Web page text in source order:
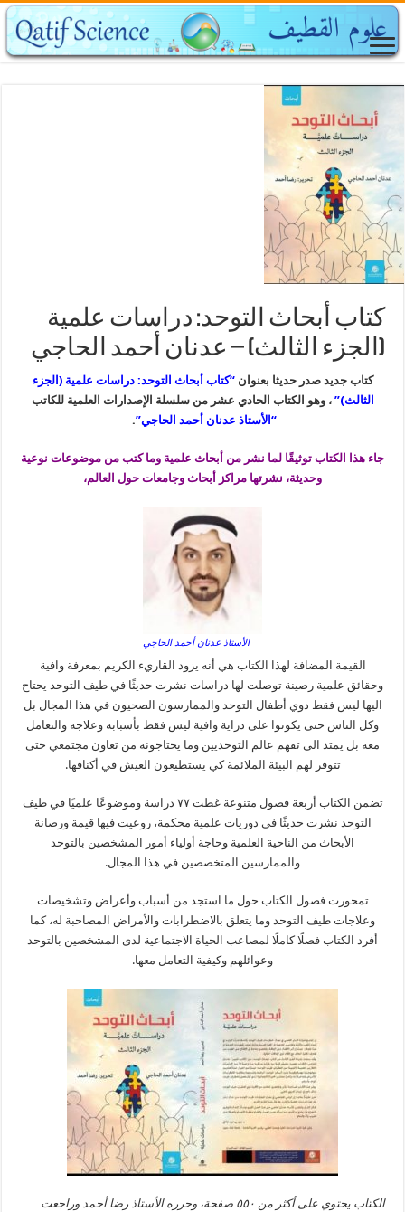
كتاب أبحاث التوحد: دراسات علمية
(الجزء الثالث) – عدنان أحمد الحاجي
كتاب جديد صدر حديثا بعنوان“كتاب أبحاث التوحد: دراسات علمية (الجزء
الثالث)” ، وهو الكتاب الحادي عشر من سلسلة الإصدارات العلمية للكاتب
“الأستاذ عدنان أحمد الحاجي”.
جاء هذا الكتاب توثيقًا لما نشر من أبحاث علمية وما كتب من موضوعات نوعية
وحديثة، نشرتها مراكز أبحاث وجامعات حول العالم،
الأستاذ عدنان أحمد الحاجي
القيمة المضافة لهذا الكتاب هي أنه يزود القاريء الكريم بمعرفة وافية
وحقائق علمية رصينة توصلت لها دراسات نشرت حديثًا في طيف التوحد يحتاح
اليها ليس فقط ذوي أطفال التوحد والممارسون الصحيون في هذا المجال بل
وكل الناس حتى يكونوا على دراية وافية ليس فقط بأسبابه وعلاجه والتعامل
معه بل يمتد الى تفهم عالم التوحديين وما يحتاجونه من تعاون مجتمعي حتى
تتوفر لهم البيئة الملائمة كي يستطيعون العيش في أكنافها.
تضمن الكتاب أربعة فصول متنوعة غطت ٧٧ دراسة وموضوعًا علميًا في طيف
التوحد نشرت حديثًا في دوريات علمية محكمة، روعيت فيها قيمة ورصانة
الأبحاث من الناحية العلمية وحاجة أولياء أمور المشخصين بالتوحد
والممارسين المتخصصين في هذا المجال.
تمحورت فصول الكتاب حول ما استجد من أسباب وأعراض وتشخيصات
وعلاجات طيف التوحد وما يتعلق بالاضطرابات والأمراض المصاحبة له، كما
أفرد الكتاب فصلًا كاملًا لمصاعب الحياة الاجتماعية لدى المشخصين بالتوحد
وعوائلهم وكيفية التعامل معها.
الكتاب يحتوي على أكثر من ٥٥٠ صفحة، وحرره الأستاذ رضا أحمد وراجعت